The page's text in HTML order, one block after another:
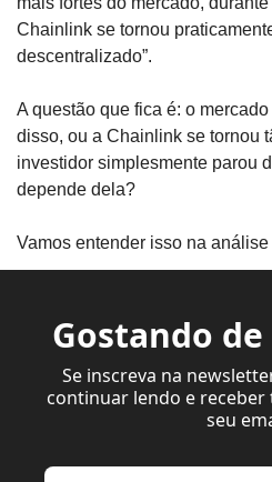
Chainlink se tornou
descentralizado”.
A questão que fica é: o
disso, ou a Chainlink se tornou
investidor simplesmente parou
depende dela?
Vamos entender isso na análise
Gostando
Se inscreva na
continuar lendo e
seu